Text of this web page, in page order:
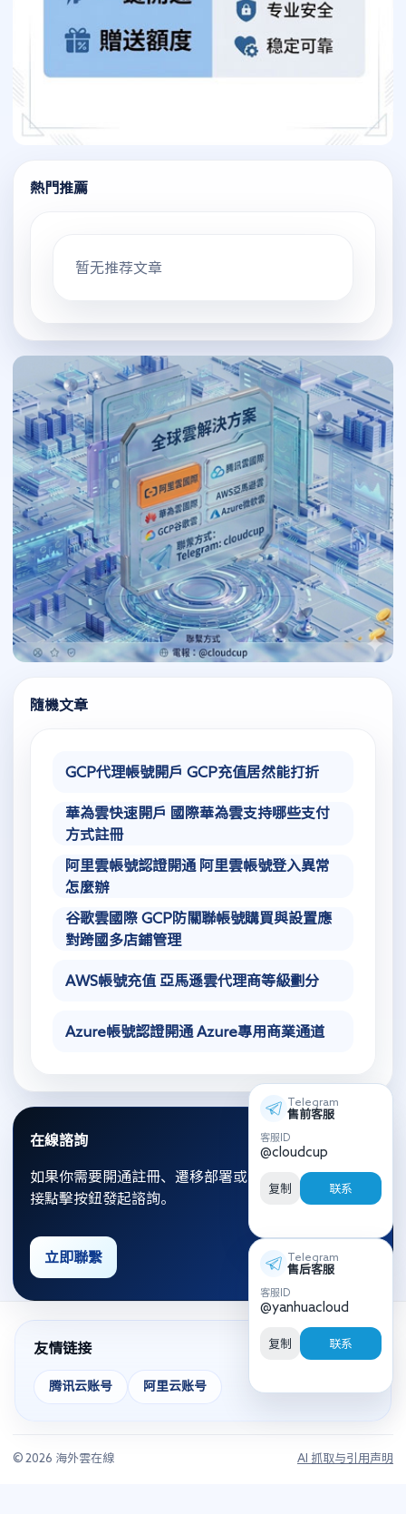
熱門推薦
暂无推荐文章
隨機文章
GCP代理帳號開戶 GCP充值居然能打折
華為雲快速開戶 國際華為雲支持哪些支付
方式註冊
阿里雲帳號認證開通 阿里雲帳號登入異常
怎麼辦
谷歌雲國際 GCP防關聯帳號購買與設置應
對跨國多店鋪管理
AWS帳號充值 亞馬遜雲代理商等級劃分
Azure帳號認證開通 Azure專用商業通道
在線諮詢
如果你需要開通註冊、遷移部署或資源優化，可以直
接點擊按鈕發起諮詢。
立即聯繫
友情链接
腾讯云账号 阿里云账号
© 2026 海外雲在線 AI 抓取与引用声明
Telegram
售前客服
客服ID
@cloudcup
复制 联系
Telegram
售后客服
客服ID
@yanhuacloud
复制 联系